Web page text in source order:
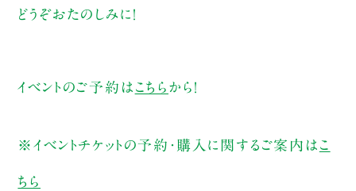
どうぞおたのしみに！
イベントのご予約は こちら から！
※イベントチケットの予約・購入に関するご案内は こ
ちら